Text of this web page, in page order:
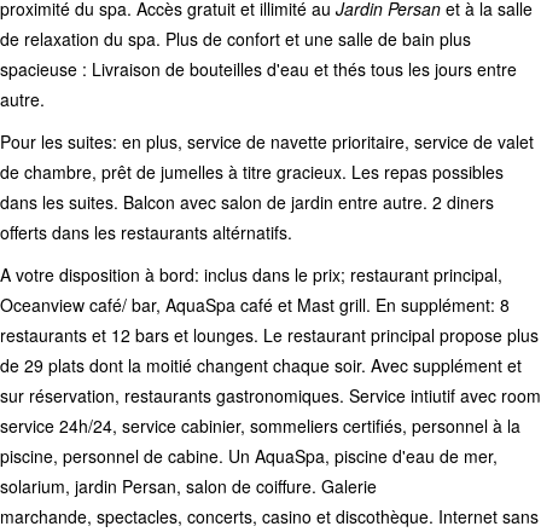
proximité du spa. Accès gratuit et illimité au Jardin Persan et à la salle
de relaxation du spa. Plus de confort et une salle de bain plus
spacieuse : Livraison de bouteilles d'eau et thés tous les jours entre
autre.
Pour les suites: en plus, service de navette prioritaire, service de valet
de chambre, prêt de jumelles à titre gracieux. Les repas possibles
dans les suites. Balcon avec salon de jardin entre autre. 2 diners
offerts dans les restaurants altérnatifs.
A votre disposition à bord: inclus dans le prix; restaurant principal,
Oceanview café/ bar, AquaSpa café et Mast grill. En supplément: 8
restaurants et 12 bars et lounges. Le restaurant principal propose plus
de 29 plats dont la moitié changent chaque soir. Avec supplément et
sur réservation, restaurants gastronomiques. Service intiutif avec room
service 24h/24, service cabinier, sommeliers certifiés, personnel à la
piscine, personnel de cabine. Un AquaSpa, piscine d'eau de mer,
solarium, jardin Persan, salon de coiffure. Galerie
marchande, spectacles, concerts, casino et discothèque. Internet sans